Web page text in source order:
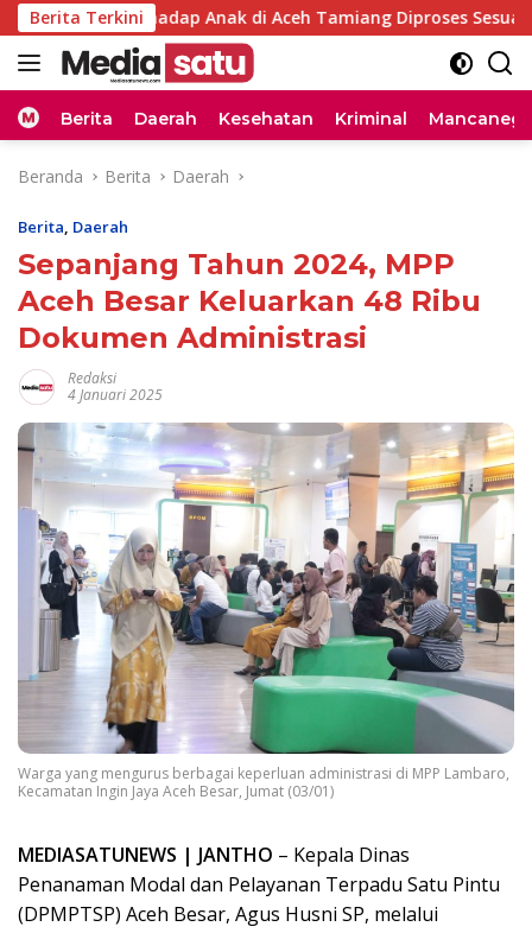
Langsung
ke
konten
Berita Terkini
terhadap Anak di Aceh Tamiang Diproses Sesuai Hukum
Home
Berita Daerah Kesehatan Kriminal
Beranda Berita Daerah
Berita, Daerah
Sepanjang Tahun 2024, MPP
Aceh Besar Keluarkan 48 Ribu
Dokumen Administrasi
Redaksi
4 Januari 2025
Warga yang mengurus berbagai keperluan administrasi di MPP Lambaro,
Kecamatan Ingin Jaya Aceh Besar, Jumat (03/01)
MEDIASATUNEWS | JANTHO – Kepala Dinas
Penanaman Modal dan Pelayanan Terpadu Satu Pintu
(DPMPTSP) Aceh Besar, Agus Husni SP, melalui